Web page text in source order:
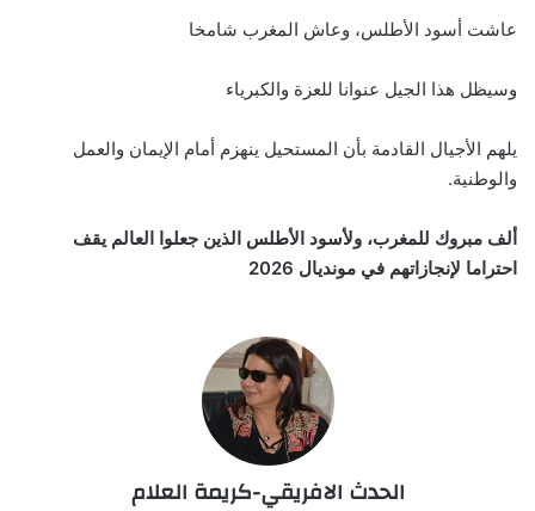
عاشت أسود الأطلس، وعاش المغرب شامخا
وسيظل هذا الجيل عنوانا للعزة والكبرياء
يلهم الأجيال القادمة بأن المستحيل ينهزم أمام الإيمان والعمل
والوطنية.
ألف مبروك للمغرب، ولأسود الأطلس الذين جعلوا العالم يقف
احتراما لإنجازاتهم في مونديال 2026
الحدث الافريقي-كريمة العلام